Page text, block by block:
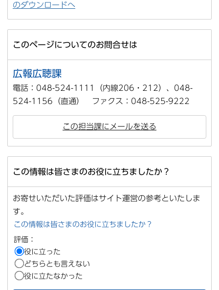
のダウンロードへ
このページについてのお問合せは
広報広聴課
電話：048-524-1111（内線206・212）、048-
524-1156（直通） ファクス：048-525-9222
この担当課にメールを送る
この情報は皆さまのお役に立ちましたか？
お寄せいただいた評価はサイト運営の参考といたしま
す。
この情報は皆さまのお役に立ちましたか？
評価：
役に立った
どちらとも言えない
役に立たなかった